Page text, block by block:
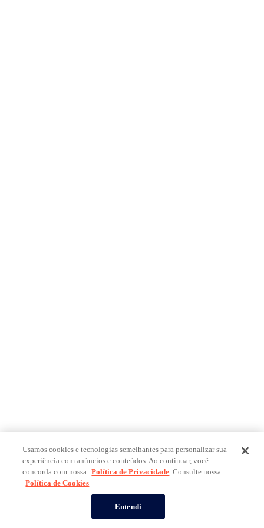
Usamos cookies e tecnologias semelhantes para personalizar sua
experiência com anúncios e conteúdos. Ao continuar, você
concorda com nossa Política de Privacidade. Consulte nossa
Política de Cookies
Entendi